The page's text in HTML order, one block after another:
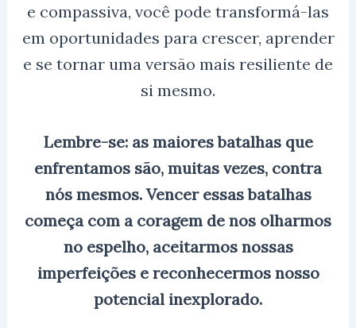
e compassiva, você pode transformá-las
em oportunidades para crescer, aprender
e se tornar uma versão mais resiliente de
si mesmo.
Lembre-se: as maiores batalhas que
enfrentamos são, muitas vezes, contra
nós mesmos. Vencer essas batalhas
começa com a coragem de nos olharmos
no espelho, aceitarmos nossas
imperfeições e reconhecermos nosso
potencial inexplorado.